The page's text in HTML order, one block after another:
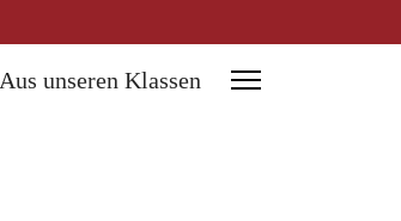
Aus unseren Klassen